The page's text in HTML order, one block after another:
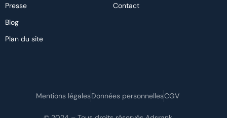
Presse
Blog
Plan du site
Contact
Mentions légalesDonnées personnellesCGV
Audit gratuit